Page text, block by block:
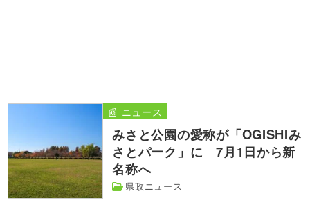
みさと公園の愛称が「OGISHIみ
さとパーク」に 7月1日から新
名称へ
県政ニュース
📰 ニュース